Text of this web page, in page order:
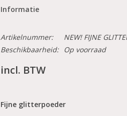
Informatie
Artikelnummer:
NEW! FIJNE
Beschikbaarheid:
Op voorraad
incl. BTW
Fijne glitterpoeder